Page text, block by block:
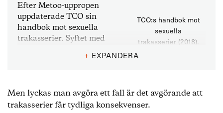
TCO:s handbok mot
sexuella
trakasserier (2018).
Efter Metoo-uppropen
uppdaterade TCO sin
handbok mot sexuella
trakasserier. Syftet med
förtroendevalda i arbetet mot
+ EXPANDERA
Men lyckas man avgöra ett fall är det avgörande att
trakasserier får tydliga konsekvenser.